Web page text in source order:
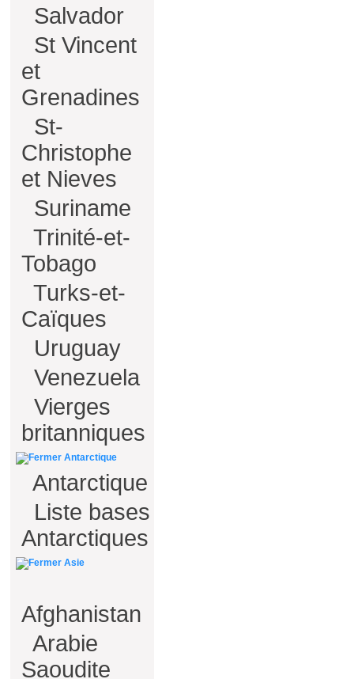
Salvador
St Vincent
et
Grenadines
St-
Christophe
et Nieves
Suriname
Trinité-et-
Tobago
Turks-et-
Caïques
Uruguay
Venezuela
Vierges
britanniques
Antarctique
Antarctique
Liste bases
Antarctiques
Asie
Afghanistan
Arabie
Saoudite